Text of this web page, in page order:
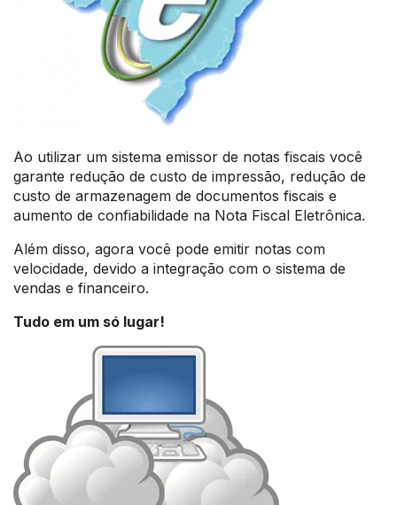
Ao utilizar um sistema emissor de notas fiscais você
garante redução de custo de impressão, redução de
custo de armazenagem de documentos fiscais e
aumento de confiabilidade na Nota Fiscal Eletrônica.
Além disso, agora você pode emitir notas com
velocidade, devido a integração com o sistema de
vendas e financeiro.
Tudo em um só lugar!